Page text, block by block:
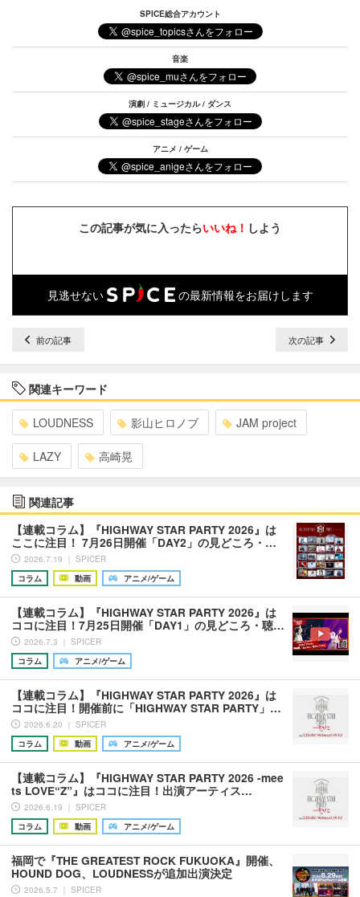
SPICE総合アカウント
音楽
演劇 / ミュージカル / ダンス
アニメ / ゲーム
この記事が気に入ったらいいね！ しよう
見逃せない の最新情報をお届けします
前の記事 次の記事
関連キーワード
LOUDNESS 影山ヒロノブ JAM project
LAZY 高崎晃
関連記事
【連載コラム】『HIGHWAY STAR PARTY 2026』は
ここに注目！ 7月26日開催「DAY2」の見どころ・…
2026.7.19 ｜ SPICER
コラム
動画 アニメ/ゲーム
【連載コラム】『HIGHWAY STAR PARTY 2026』は
ココに注目！7月25日開催「DAY1」の見どころ・聴…
2026.7.3 ｜ SPICER
コラム
アニメ/ゲーム
【連載コラム】『HIGHWAY STAR PARTY 2026』は
ココに注目！開催前に「HIGHWAY STAR PARTY」…
2026.6.20 ｜ SPICER
コラム
動画 アニメ/ゲーム
【連載コラム】『HIGHWAY STAR PARTY 2026 -mee
ts LOVE“Z”』はココに注目！出演アーティス…
2026.6.19 ｜ SPICER
コラム
動画 アニメ/ゲーム
福岡で『THE GREATEST ROCK FUKUOKA』開催、
HOUND DOG、LOUDNESSが追加出演決定
2026.5.7 ｜ SPICER